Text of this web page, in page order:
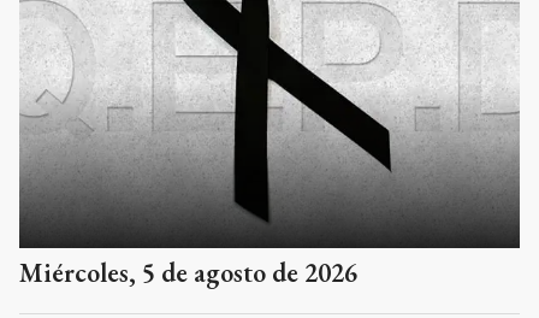
Miércoles, 5 de agosto de 2026